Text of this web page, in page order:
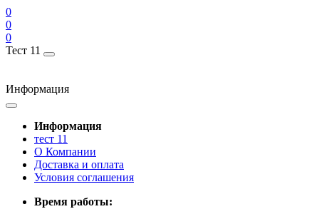
0
0
0
Тест 11
Информация
Информация
тест 11
О Компании
Доставка и оплата
Условия соглашения
Время работы: